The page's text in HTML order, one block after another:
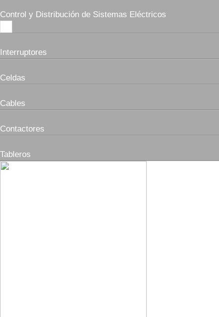
Control y Distribución de Sistemas Eléctricos
Interruptores
Celdas
Cables
Contactores
Tableros